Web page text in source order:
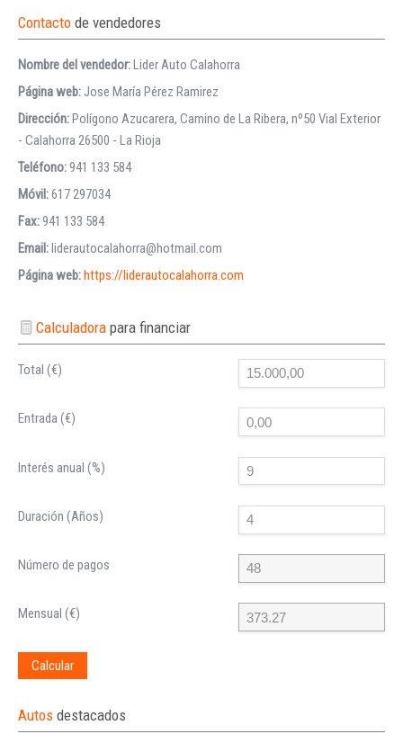
Contacto de vendedores
Nombre del vendedor:Lider Auto Calahorra
Página web:Jose María Pérez Ramirez
Dirección:Polígono Azucarera, Camino de La Ribera, nº50 Vial Exterior
- Calahorra 26500 - La Rioja
Teléfono:941 133 584
Móvil:617 297034
Fax:941 133 584
Email:liderautocalahorra@hotmail.com
Página web:https://liderautocalahorra.com
Calculadorapara financiar
Total (€)
Entrada (€)
Interés anual (%)
Duración (Años)
Número de pagos
Mensual (€)
Calcular
Autos destacados